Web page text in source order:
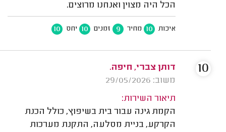
הכל היה מצוין ואנחנו מרוצים.
איכות 10 מחיר 9 זמנים 10 יחס 10
דותן צברי, חיפה.
משוב: 29/05/2026
תיאור השירות:
הקמת גינה עבור בית בשיפוץ, כולל הכנת
הקרקע, בניית מסלעה, התקנת מערכות
10